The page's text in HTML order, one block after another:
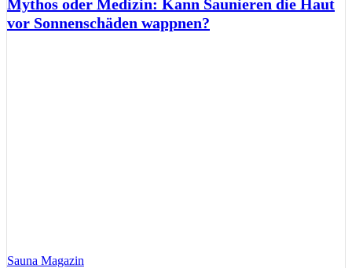
Mythos oder Medizin: Kann Saunieren die Haut
vor Sonnenschäden wappnen?
Sauna Magazin